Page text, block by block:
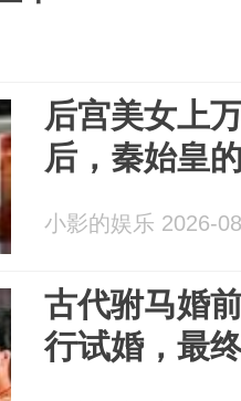
后宫美女上
后，秦始皇
小影的娱乐 2026-
古代驸马婚
行试婚，最